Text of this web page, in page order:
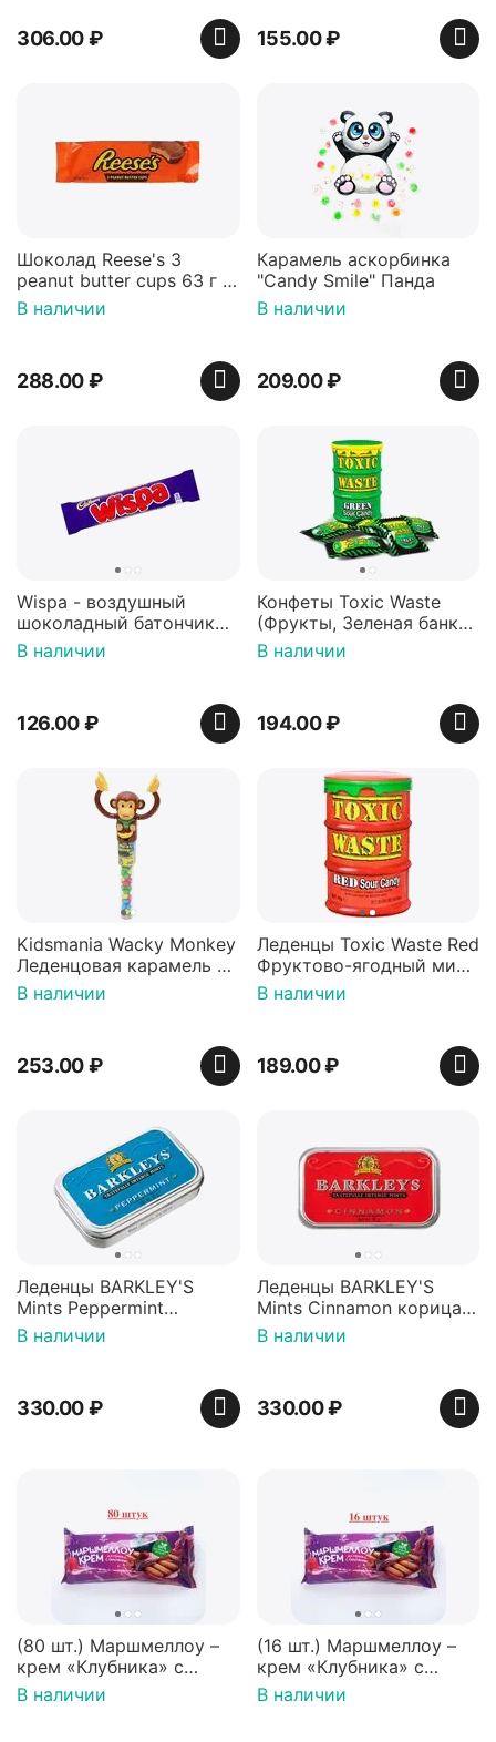
306.00₽ 155.00₽
Шоколад Reese's 3
peanut butter cups 63 г с
арахисовой пастой
В наличии
288.00₽
Карамель аскорбинка
"Candy Smile" Панда
В наличии
209.00₽
Wispa - воздушный
шоколадный батончик
36 гр
В наличии
126.00₽
Конфеты Toxic Waste
(Фрукты, Зеленая банка,
42 гр).
В наличии
194.00₽
Kidsmania Wacky Monkey
Леденцовая карамель с
игрушкой Ваки Манки
12г, Китай
В наличии
253.00₽
Леденцы Toxic Waste Red
Фруктово-ягодный микс
Красная банка 42 г,
Пакистан
В наличии
189.00₽
Леденцы BARKLEY'S
Mints Peppermint
перечная мята 50г,
Нидерланды
В наличии
330.00₽
Леденцы BARKLEY'S
Mints Cinnamon корица
50г, Нидерланды
В наличии
330.00₽
(80 шт.) Маршмеллоу –
крем «Клубника» с
палочками (ТМ
«Зефирный Лео»)
В наличии
(16 шт.) Маршмеллоу –
крем «Клубника» с
палочками (ТМ
«Зефирный Лео»)
В наличии